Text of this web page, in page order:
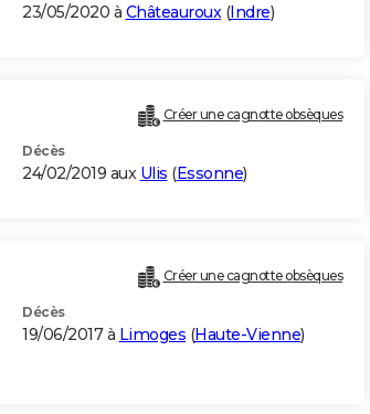
23/05/2020 à Châteauroux(Indre)
Créer une cagnotte obsèques
Décès
24/02/2019 aux Ulis (Essonne)
Créer une cagnotte obsèques
Décès
19/06/2017 à Limoges (Haute-Vienne)